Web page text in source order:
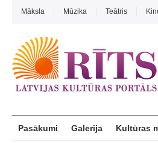
Māksla Mūzika Teātris
Pasākumi Galerija Kultūras